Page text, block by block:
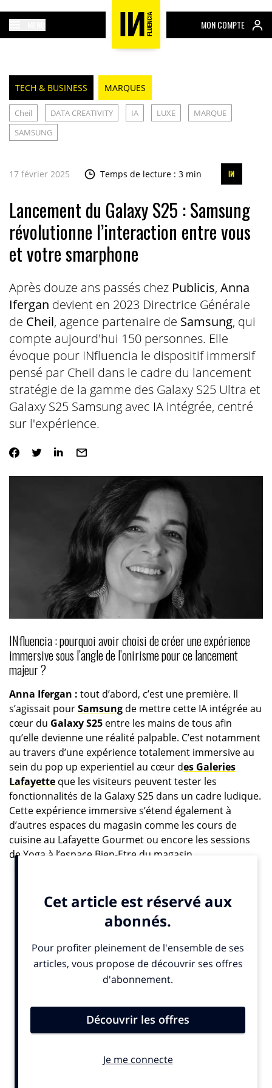
MON COMPTE
TECH & BUSINESS MARQUES
Cheil DATA CREATIVITY IA LUXE
MARQUE
SAMSUNG
17 février 2025 Temps de lecture : 3 min
Lancement du Galaxy S25 : Samsung
révolutionne l’interaction entre vous
et votre smarphone
Après douze ans passés chez Publicis, Anna
Ifergan devient en 2023 Directrice Générale
de Cheil, agence partenaire de Samsung, qui
compte aujourd'hui 150 personnes. Elle
évoque pour INfluencia le dispositif immersif
pensé par Cheil dans le cadre du lancement
stratégie de la gamme des Galaxy S25 Ultra et
Galaxy S25 Samsung avec IA intégrée, centré
sur l'expérience.
INfluencia : pourquoi avoir choisi de créer une expérience
immersive sous l’angle de l’onirisme pour ce lancement
majeur ?
Anna Ifergan : tout d’abord, c’est une première. Il
s’agissait pourSamsungde mettre cette IA intégrée au
cœur du Galaxy S25entre les mains de tous afin
qu’elle devienne une réalité palpable. C’est notamment
au travers d’une expérience totalement immersive au
sein du pop up experientiel au cœur des Galeries
Lafayette que les visiteurs peuvent tester les
fonctionnalités de la Galaxy S25 dans un cadre ludique.
Cette expérience immersive s’étend également à
d’autres espaces du magasin comme les cours de
cuisine au Lafayette Gourmet ou encore les sessions
de Yoga à l’espace Bien-Etre du magasin
IN. : pourquoi précisément cette expérience immersive,
irréelle…
qu’aujourd’hui les consommateurs, vivent dans un
monde extrêmementanxiogèneet que les nouvelles
tendances de consommation nous indiquent que les
que nous parlons tous de IA sans pour autant savoir ce
qu’elle recouvre dans chaque secteur. C’est pour cela
que nous avons choisi d’habiller ce pop-up dans un
baleine, élément iconique qui surplombe le corner et